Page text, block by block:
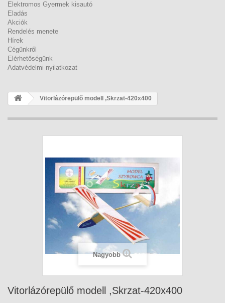
Elektromos Gyermek kisautó
Eladás
Akciók
Rendelés menete
Hírek
Cégünkről
Elérhetőségünk
Adatvédelmi nyilatkozat
Vitorlázórepülő modell ,Skrzat-420x400
Nagyobb
Vitorlázórepülő modell ,Skrzat-420x400